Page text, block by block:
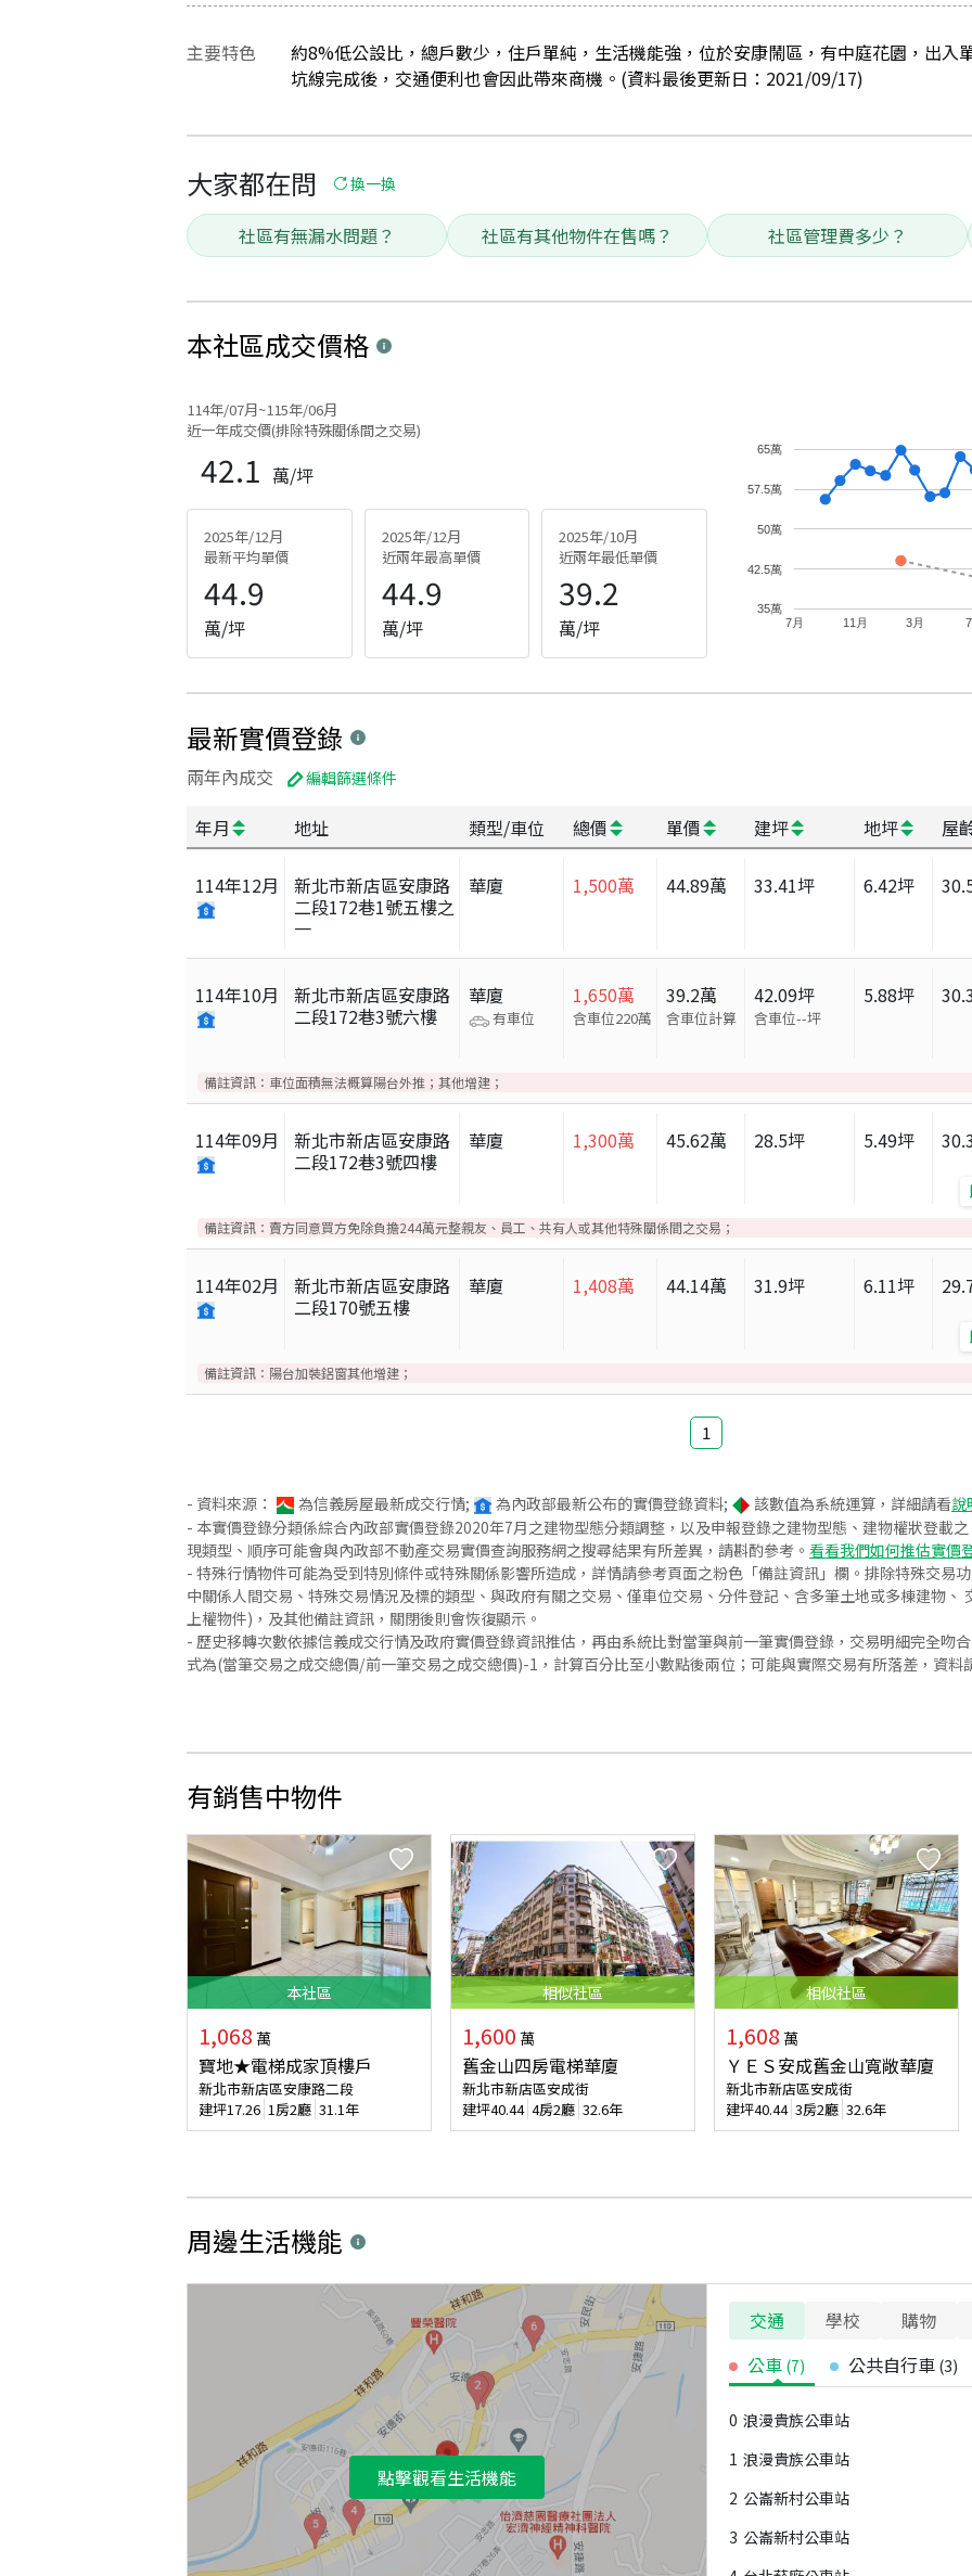
主要特色
約8%低公設比，總戶數少，住戶單純，生活機能強，位於安康鬧區，有中庭花園，出入
坑線完成後，交通便利也會因此帶來商機。(資料最後更新日：2021/09/17)
大家都在問 換一換
社區有無漏水問題？ 社區有其他物件在售嗎？ 社區管理費多少？
本社區成交價格
114年/07月~115年/06月
近一年成交價(排除特殊關係間之交易)
42.1 萬/坪
2025年/12月
最新平均單價
44.9
萬/坪
2025年/12月
近兩年最高單價
44.9
萬/坪
2025年/10月
近兩年最低單價
39.2
萬/坪 7月 11月 3月
35萬
42.5萬
50萬
57.5萬
65萬
最新實價登錄
兩年內成交 編輯篩選條件
年月 地址 類型/車位 總價 單價 建坪 地坪 屋
114年12月
新北市新店區安康路
二段172巷1號五樓之
一
華廈 1,500萬 44.89萬 33.41坪 6.42坪
114年10月
新北市新店區安康路
二段172巷3號六樓
華廈
有車位
1,650萬
含車位220萬
39.2萬
含車位計算
42.09坪
含車位--坪
5.88坪
備註資訊： 車位面積無法概算陽台外推；其他增建；
114年09月
新北市新店區安康路
二段172巷3號四樓
華廈 1,300萬 45.62萬 28.5坪 5.49坪
備註資訊： 賣方同意買方免除負擔244萬元整親友、員工、共有人或其他特殊關係間之交易；
114年02月
新北市新店區安康路
二段170號五樓
華廈 1,408萬 44.14萬 31.9坪 6.11坪
備註資訊： 陽台加裝鋁窗其他增建；
1
- 資料來源： 為信義房屋最新成交行情; 為內政部最新公布的實價登錄資料; 該數值為系統運算，詳細請看說
- 本實價登錄分類係綜合內政部實價登錄2020年7月之建物型態分類調整，以及申報登錄之建物型態、建物權狀登載
現類型、順序可能會與內政部不動產交易實價查詢服務網之搜尋結果有所差異，請斟酌參考。 看看我們如何推估實價
- 特殊行情物件可能為受到特別條件或特殊關係影響所造成，詳情請參考頁面之粉色「備註資訊」欄。排除特殊交易
中關係人間交易、特殊交易情況及標的類型、與政府有關之交易、僅車位交易、分件登記、含多筆土地或多棟建物、
上權物件)，及其他備註資訊，關閉後則會恢復顯示。
- 歷史移轉次數依據信義成交行情及政府實價登錄資訊推估，再由系統比對當筆與前一筆實價登錄，交易明細完全吻
式為(當筆交易之成交總價/前一筆交易之成交總價)-1，計算百分比至小數點後兩位；可能與實際交易有所落差，資料
有銷售中物件
本社區
1,068 萬
寶地★電梯成家頂樓戶
新北市新店區安康路二段
建坪17.26 1房2廳 31.1年
相似社區
1,600 萬
舊金山四房電梯華廈
新北市新店區安成街
建坪40.44 4房2廳 32.6年
相似社區
1,608 萬
ＹＥＳ安成舊金山寬敞華廈
新北市新店區安成街
建坪40.44 3房2廳 32.6年
周邊生活機能
點擊觀看生活機能
交通 學校 購物
公車 (7) 公共自行車 (3)
0 浪漫貴族公車站
1 浪漫貴族公車站
2 公崙新村公車站
3 公崙新村公車站